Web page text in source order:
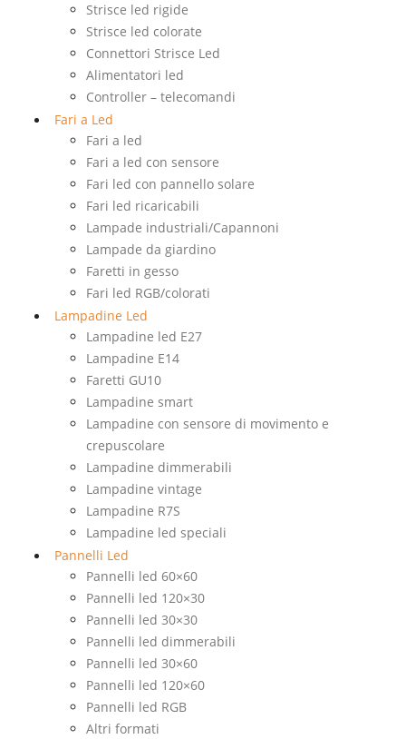
Strisce led rigide
Strisce led colorate
Connettori Strisce Led
Alimentatori led
Controller – telecomandi
Fari a Led
Fari a led
Fari a led con sensore
Fari led con pannello solare
Fari led ricaricabili
Lampade industriali/Capannoni
Lampade da giardino
Faretti in gesso
Fari led RGB/colorati
Lampadine Led
Lampadine led E27
Lampadine E14
Faretti GU10
Lampadine smart
Lampadine con sensore di movimento e
crepuscolare
Lampadine dimmerabili
Lampadine vintage
Lampadine R7S
Lampadine led speciali
Pannelli Led
Pannelli led 60×60
Pannelli led 120×30
Pannelli led 30×30
Pannelli led dimmerabili
Pannelli led 30×60
Pannelli led 120×60
Pannelli led RGB
Altri formati